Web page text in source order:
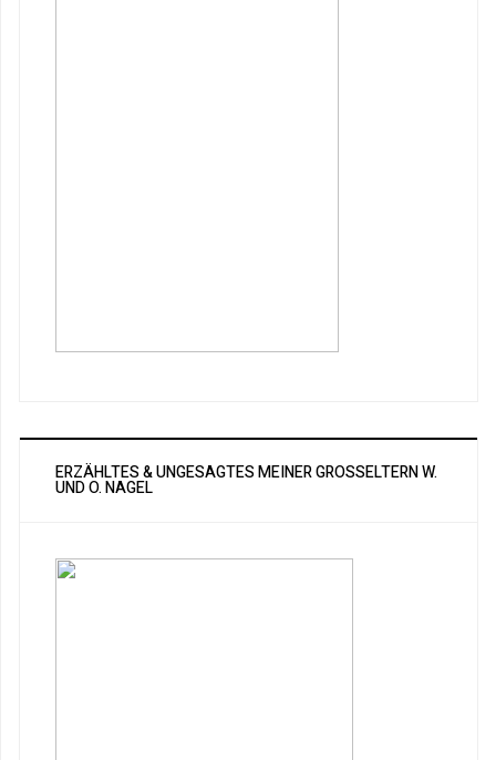
ERZÄHLTES & UNGESAGTES MEINER GROSSELTERN W. U
ND O. NAGEL